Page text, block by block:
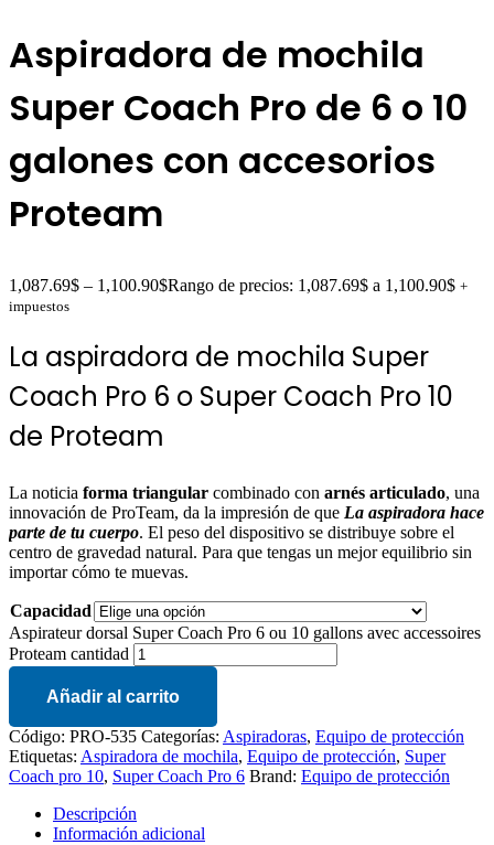
Aspiradora de mochila
Super Coach Pro de 6 o 10
galones con accesorios
Proteam
1,087.69$ – 1,100.90$Rango de precios: 1,087.69$ a 1,100.90$ +
impuestos
La aspiradora de mochila Super
Coach Pro 6 o Super Coach Pro 10
de Proteam
La noticia forma triangular combinado con arnés articulado, una
innovación de ProTeam, da la impresión de que La aspiradora hace
parte de tu cuerpo. El peso del dispositivo se distribuye sobre el
centro de gravedad natural. Para que tengas un mejor equilibrio sin
importar cómo te muevas.
Capacidad
Aspirateur dorsal Super Coach Pro 6 ou 10 gallons avec accessoires
Proteam cantidad
Añadir al carrito
Código: PRO-535 Categorías: Aspiradoras, Equipo de protección
Etiquetas: Aspiradora de mochila, Equipo de protección, Super
Coach pro 10, Super Coach Pro 6 Brand: Equipo de protección
Descripción
Información adicional